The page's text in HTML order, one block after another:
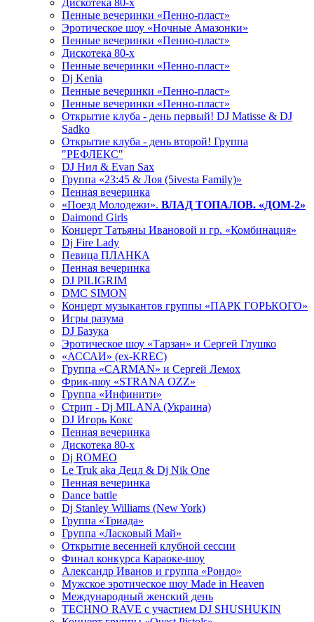
Дискотека 80-х
Пенные вечеринки «Пенно-пласт»
Эротическое шоу «Ночные Амазонки»
Пенные вечеринки «Пенно-пласт»
Дискотека 80-х
Пенные вечеринки «Пенно-пласт»
Dj Kenia
Пенные вечеринки «Пенно-пласт»
Пенные вечеринки «Пенно-пласт»
Открытие клуба - день первый! DJ Matisse & DJ
Sadko
Открытие клуба - день второй! Группа
"РЕФЛЕКС"
DJ Нил & Evan Sax
Группа «23:45 & Лоя (5ivesta Family)»
Пенная вечеринка
«Поезд Молодежи». ВЛАД ТОПАЛОВ. «ДОМ-2»
Daimond Girls
Концерт Татьяны Ивановой и гр. «Комбинация»
Dj Fire Lady
Певица ПЛАНКА
Пенная вечеринка
DJ PILIGRIM
DMC SIMON
Концерт музыкантов группы «ПАРК ГОРЬКОГО»
Игры разума
DJ Базука
Эротическое шоу «Тарзан» и Сергей Глушко
«АССАИ» (ex-KREC)
Группа «CARMAN» и Сергей Лемох
Фрик-шоу «STRANA OZZ»
Группа «Инфинити»
Стрип - Dj MILANA (Украина)
DJ Игорь Кокс
Пенная вечеринка
Дискотека 80-х
Dj ROMEO
Le Truk aka Децл & Dj Nik One
Пенная вечеринка
Dance battle
Dj Stanley Williams (New York)
Группа «Триада»
Группа «Ласковый Май»
Открытие весенней клубной сессии
Финал конкурса Караоке-шоу
Александр Иванов и группа «Рондо»
Мужское эротическое шоу Made in Heaven
Международный женский день
TECHNO RAVE с участием DJ SHUSHUKIN